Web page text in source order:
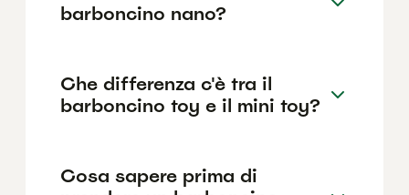
barboncino nano?
Che differenza c'è tra il
barboncino toy e il mini toy?
Cosa sapere prima di